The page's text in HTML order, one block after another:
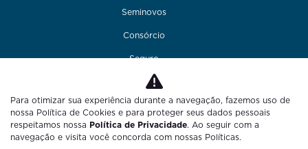
Seminovos
Consórcio
Seguro
Financiamento
Funilaria e pintura
Fale conosco
Para otimizar sua experiência durante a navegação, fazemos uso de
nossa Política de Cookies e para proteger seus dados pessoais
respeitamos nossa Política de Privacidade. Ao seguir com a
navegação e visita você concorda com nossas Políticas.